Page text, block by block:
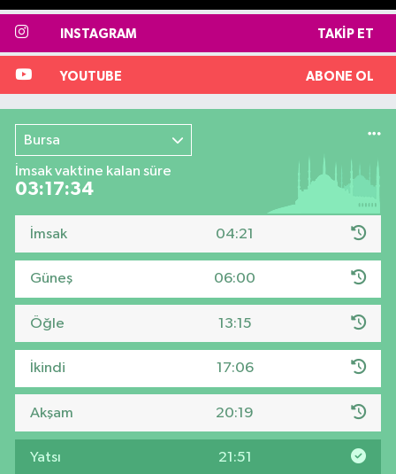
INSTAGRAM TAKIP ET
YOUTUBE ABONE OL
Bursa
İmsak vaktine kalan süre
03:17:33
İmsak 04:21
Güneş 06:00
Öğle 13:15
İkindi 17:06
Akşam 20:19
Yatsı 21:51